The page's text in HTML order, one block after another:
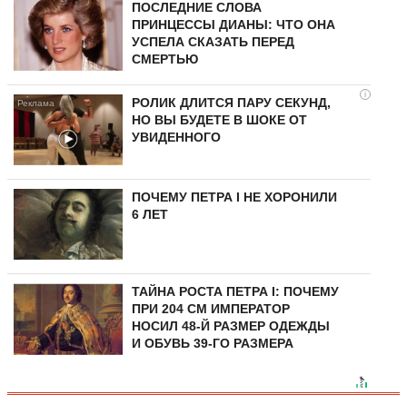
ПОСЛЕДНИЕ СЛОВА
ПРИНЦЕССЫ ДИАНЫ: ЧТО ОНА
УСПЕЛА СКАЗАТЬ ПЕРЕД
СМЕРТЬЮ
i
РОЛИК ДЛИТСЯ ПАРУ СЕКУНД,
НО ВЫ БУДЕТЕ В ШОКЕ ОТ
УВИДЕННОГО
ПОЧЕМУ ПЕТРА I НЕ ХОРОНИЛИ
6 ЛЕТ
ТАЙНА РОСТА ПЕТРА I: ПОЧЕМУ
ПРИ 204 СМ ИМПЕРАТОР
НОСИЛ 48-Й РАЗМЕР ОДЕЖДЫ
И ОБУВЬ 39-ГО РАЗМЕРА